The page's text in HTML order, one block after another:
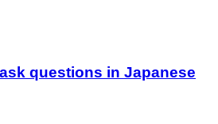
questions in Japanese